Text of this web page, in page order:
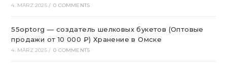
4. MÄRZ 2025 / 0 COMMENTS
55optorg — создатель шелковых букетов (Оптовые
продажи от 10 000 ₽) Хранение в Омске
4. MÄRZ 2025 / 0 COMMENTS